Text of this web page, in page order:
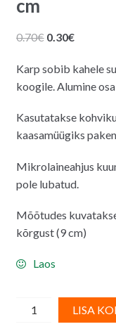
cm
0.70€ Algne
oli:
0.70€.
0.30€
on:
0.30€.
Karp sobib kahele
koogile. Alumine
Kasutatakse
kaasamüügiks
Mikrolaineahjus
pole lubatud.
Mõõtudes
kõrgust (9 cm)
Laos
LäbipaistevLISA